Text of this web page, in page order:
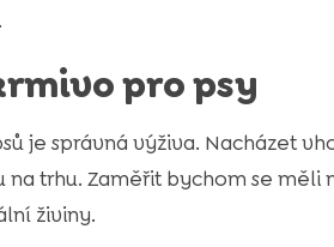
pro psy
je správná výživa. Nacházet
trhu. Zaměřit bychom se měli
živiny.